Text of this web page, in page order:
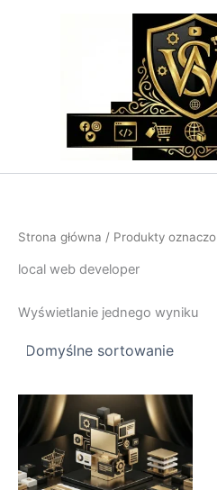
Strona główna / Produkty
local web developer
Wyświetlanie jednego wyniku